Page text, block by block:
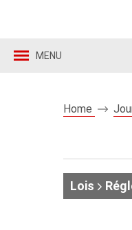
MENU
Home
Lois